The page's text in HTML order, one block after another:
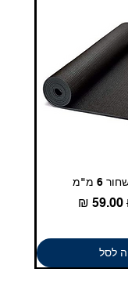
6 מ"מ
מחיר מבצע
לסל